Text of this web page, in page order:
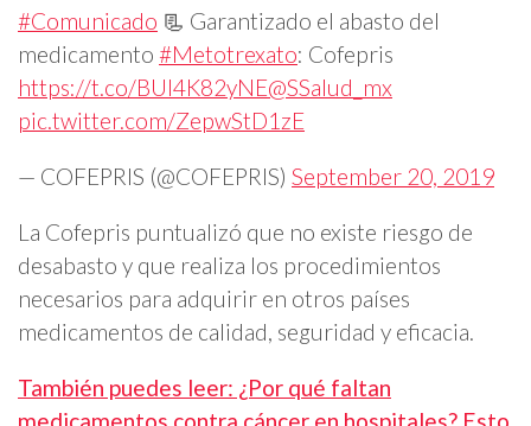
#Comunicado 📃 Garantizado el abasto del
medicamento #Metotrexato: Cofepris
https://t.co/BUI4K82yNE@SSalud_mx
pic.twitter.com/ZepwStD1zE
— COFEPRIS (@COFEPRIS) September 20, 2019
La Cofepris puntualizó que no existe riesgo de
desabasto y que realiza los procedimientos
necesarios para adquirir en otros países
medicamentos de calidad, seguridad y eficacia.
También puedes leer: ¿Por qué faltan